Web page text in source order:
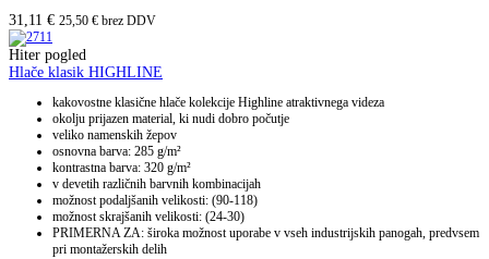
31,11 € 25,50 € brez DDV
Hiter pogled
Hlače klasik HIGHLINE
kakovostne klasične hlače kolekcije Highline atraktivnega videza
okolju prijazen material, ki nudi dobro počutje
veliko namenskih žepov
osnovna barva: 285 g/m²
kontrastna barva: 320 g/m²
v devetih različnih barvnih kombinacijah
možnost podaljšanih velikosti: (90-118)
možnost skrajšanih velikosti: (24-30)
PRIMERNA ZA: široka možnost uporabe v vseh industrijskih panogah, predvsem
pri montažerskih delih